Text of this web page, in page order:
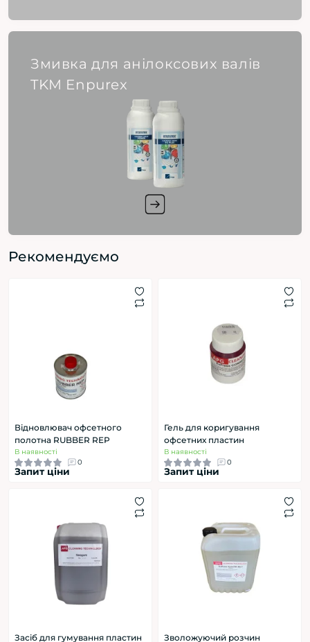
Змивка для анілоксових валів
TKM Enpurex
Рекомендуємо
Відновлювач офсетного
полотна RUBBER REP
В наявності
0
Запит ціни
Гель для коригування
офсетних пластин
В наявності
0
Запит ціни
Засіб для гумування пластин
Зволожуючий розчин